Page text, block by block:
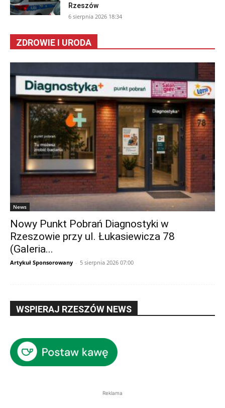
Rzeszów
6 sierpnia 2026 18:34
ZDROWIE I URODA
News
Nowy Punkt Pobrań Diagnostyki w
Rzeszowie przy ul. Łukasiewicza 78
(Galeria...
Artykuł Sponsorowany - 5 sierpnia 2026 07:00
WSPIERAJ RZESZÓW NEWS
Reklama